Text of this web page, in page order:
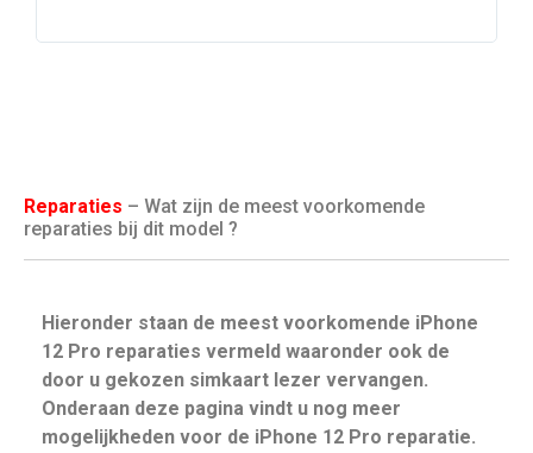
Reparaties – Wat zijn de meest voorkomende
reparaties bij dit model ?
Hieronder staan de meest voorkomende iPhone
12 Pro reparaties vermeld waaronder ook de
door u gekozen simkaart lezer vervangen.
Onderaan deze pagina vindt u nog meer
mogelijkheden voor de iPhone 12 Pro reparatie.